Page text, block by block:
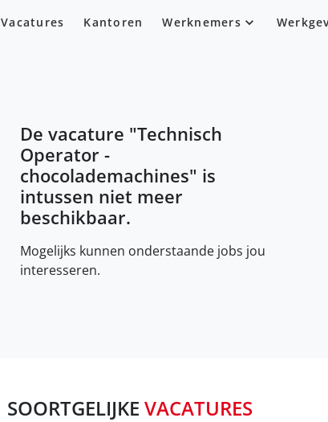
Vacatures Kantoren Werknemers
De vacature "Technisch
Operator -
chocolademachines" is
intussen niet meer
beschikbaar.
Mogelijks kunnen onderstaande jobs jou
interesseren.
SOORTGELIJKE VACATURES